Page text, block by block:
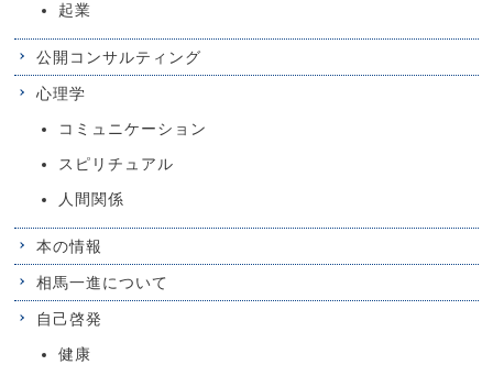
起業
公開コンサルティング
心理学
コミュニケーション
スピリチュアル
人間関係
本の情報
相馬一進について
自己啓発
健康